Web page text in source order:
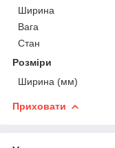
Ширина
Вага
Стан
Розміри
Ширина (мм)
Приховати